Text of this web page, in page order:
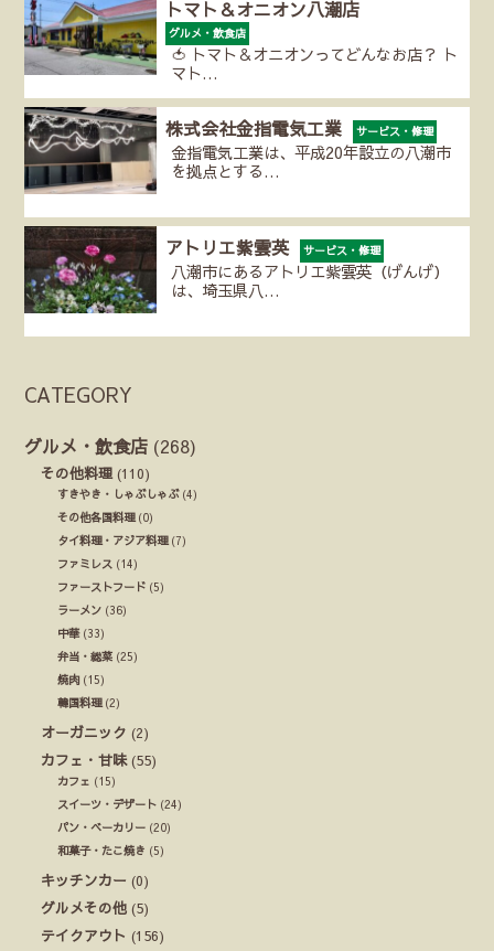
トマト＆オニオン八潮店
グルメ・飲食店
🍅 トマト＆オニオンってどんなお店？ ト
マト…
株式会社金指電気工業 サービス・修理
金指電気工業は、平成20年設立の八潮市
を拠点とする…
アトリエ紫雲英 サービス・修理
八潮市にあるアトリエ紫雲英（げんげ）
は、埼玉県八…
CATEGORY
グルメ・飲食店 (268)
その他料理 (110)
すきやき・しゃぶしゃぶ(4)
その他各国料理(0)
タイ料理・アジア料理(7)
ファミレス (14)
ファーストフード (5)
ラーメン (36)
中華(33)
弁当・総菜 (25)
焼肉 (15)
韓国料理(2)
オーガニック (2)
カフェ・甘味(55)
カフェ (15)
スイーツ・デザート (24)
パン・ベーカリー (20)
和菓子・たこ焼き (5)
キッチンカー (0)
グルメその他 (5)
テイクアウト (156)